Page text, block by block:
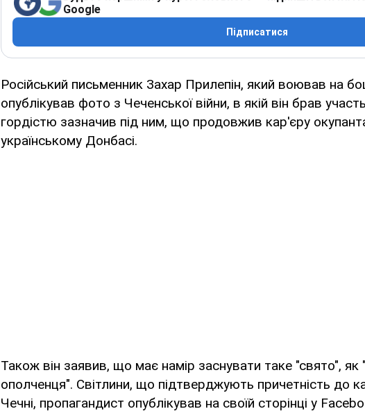
Google
Підписатися
Російський письменник Захар Прилепін, який воював на
опублікував фото з Чеченської війни, в якій він брав
гордістю зазначив під ним, що продовжив кар'єру
українському Донбасі.
Також він заявив, що має намір заснувати таке "свято",
ополченця". Світлини, що підтверджують причетність до
Чечні, пропагандист опублікував на своїй сторінці у